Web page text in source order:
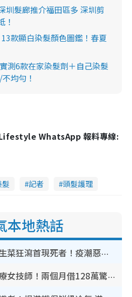
圳髮廊推介福田區多 深圳剪
！
款顯白染髮顏色圖鑑！春夏
測6款在家染髮劑＋自己染髮
均勻！
WhatsApp 報料專線:
髮 記者 頭髮護理
本地熱話
奪命寄生蟲｜食生菜狂瀉首現死者！疫潮惡化錄1.8萬宗病例 揭洗菜3大謬誤
銀行高層戀上水療女技師！兩個月借128萬驚覺「沉船」沉落火海 揭背後疑似邪教操控賣淫